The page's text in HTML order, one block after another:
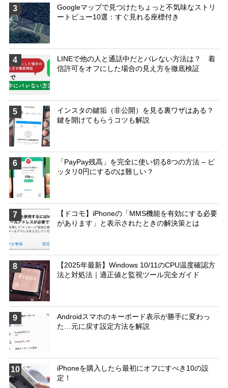
3
Googleマップで見つけたちょっと不気味なストリ
ートビュー10選：すぐ見れる座標付き
4
LINEで他の人と通話中だとバレない方法は？ 着
信許可をオフにした場合の見え方を徹底検証
5
インスタの鍵垢（非公開）を見る裏ワザはある？
鍵を開けてもらうコツも解説
6
「PayPay残高」を完全に使い切る8つの方法 – ピ
ッタリ0円にするのは難しい？
7
【ドコモ】iPhoneの「MMS機能を有効にする必要
があります」と表示されたときの解決策とは
8
【2025年最新】Windows 10/11のCPU温度確認方
法と対処法｜適正値と監視ツール完全ガイド
9
Androidスマホのキーボード表示が勝手に変わっ
た…元に戻す設定方法を解説
10
iPhoneを購入したら最初にオフにすべき10の設
定！